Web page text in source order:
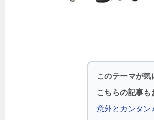
このテーマが気
こちらの記事も
意外とカンタ